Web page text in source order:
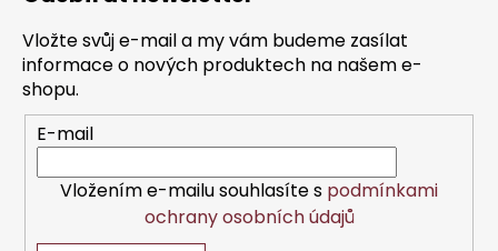
Vložte svůj e-mail a my vám budeme zasílat
informace o nových produktech na našem e-
shopu.
E-mail
Vložením e-mailu souhlasíte s podmínkami
ochrany osobních údajů